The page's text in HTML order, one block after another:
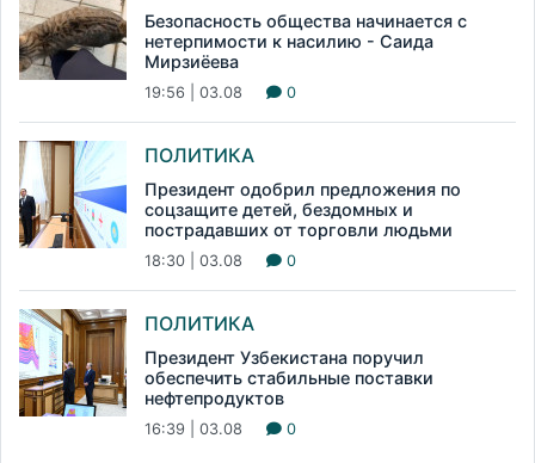
Безопасность общества начинается с
нетерпимости к насилию - Саида
Мирзиёева
19:56 | 03.08 0
ПОЛИТИКА
Президент одобрил предложения по
соцзащите детей, бездомных и
пострадавших от торговли людьми
18:30 | 03.08 0
ПОЛИТИКА
Президент Узбекистана поручил
обеспечить стабильные поставки
нефтепродуктов
16:39 | 03.08 0